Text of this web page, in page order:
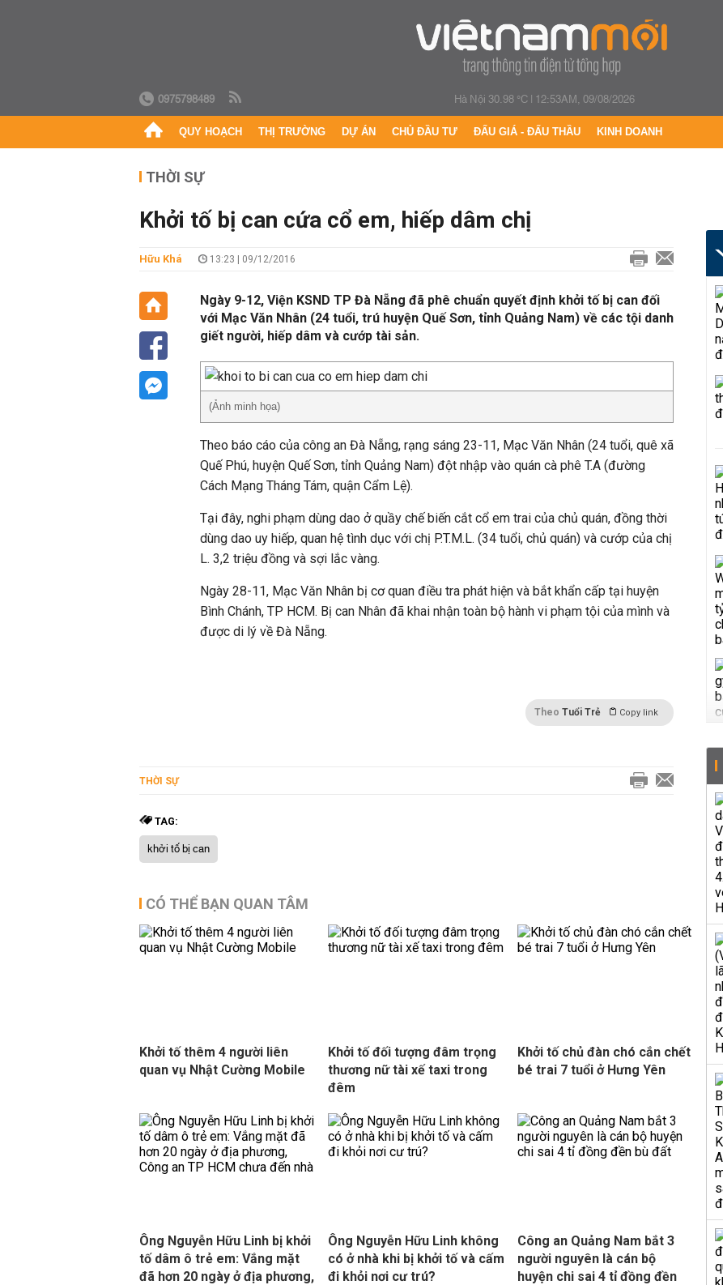
0975798489 Hà Nội 30.98 °C| 12:53AM, 09/08/2026
QUY HOẠCH THỊ TRƯỜNG DỰ ÁN CHỦ ĐẦU TƯ ĐẤU GIÁ - ĐẤU THẦU KINH DOANH
THỜI SỰ
Khởi tố bị can cứa cổ em, hiếp dâm chị
Hữu Khá 13:23 | 09/12/2016
Ngày 9-12, Viện KSND TP Đà Nẵng đã phê chuẩn quyết định khởi tố bị can đối
với Mạc Văn Nhân (24 tuổi, trú huyện Quế Sơn, tỉnh Quảng Nam) về các tội danh
giết người, hiếp dâm và cướp tài sản.
(Ảnh minh họa)
Theo báo cáo của công an Đà Nẵng, rạng sáng 23-11, Mạc Văn Nhân (24 tuổi, quê xã
Quế Phú, huyện Quế Sơn, tỉnh Quảng Nam) đột nhập vào quán cà phê T.A (đường
Cách Mạng Tháng Tám, quận Cẩm Lệ).
Tại đây, nghi phạm dùng dao ở quầy chế biến cắt cổ em trai của chủ quán, đồng thời
dùng dao uy hiếp, quan hệ tình dục với chị P.T.M.L. (34 tuổi, chủ quán) và cướp của chị
L. 3,2 triệu đồng và sợi lắc vàng.
Ngày 28-11, Mạc Văn Nhân bị cơ quan điều tra phát hiện và bắt khẩn cấp tại huyện
Bình Chánh, TP HCM. Bị can Nhân đã khai nhận toàn bộ hành vi phạm tội của mình và
được di lý về Đà Nẵng.
Theo Tuổi Trẻ Copy link
THỜI SỰ
TAG:
khởi tố bị can
CÓ THỂ BẠN QUAN TÂM
Khởi tố thêm 4 người liên
quan vụ Nhật Cường Mobile
Khởi tố đối tượng đâm trọng
thương nữ tài xế taxi trong
đêm
Khởi tố chủ đàn chó cắn chết
bé trai 7 tuổi ở Hưng Yên
Ông Nguyễn Hữu Linh bị khởi
tố dâm ô trẻ em: Vắng mặt
đã hơn 20 ngày ở địa phương,
Ông Nguyễn Hữu Linh không
có ở nhà khi bị khởi tố và cấm
đi khỏi nơi cư trú?
Công an Quảng Nam bắt 3
người nguyên là cán bộ
huyện chi sai 4 tỉ đồng đền